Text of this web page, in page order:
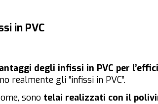
in PVC
degli infissi in PVC per
realmente gli “infissi in PVC”.
sono telai realizzati con il